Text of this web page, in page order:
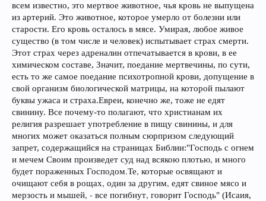
всем известно, это мертвое животное, чья кровь не выпущена
из артерий. Это животное, которое умерло от болезни или
старости. Его кровь осталось в мясе. Умирая, любое живое
существо (в том числе и человек) испытывает страх смерти.
Этот страх через адреналин отпечатывается в крови, в ее
химическом составе, Значит, поедание мертвечины, по сути,
есть то же самое поедание психотропной крови, допущение в
свой организм биологической матрицы, на которой пылают
буквы ужаса и страха.Евреи, конечно же, тоже не едят
свинину. Все почему-то полагают, что христианам их
религия разрешает употребление в пищу свинины, и для
многих может оказаться полным сюрпризом следующий
запрет, содержащийся на страницах Библии:"Господь с огнем
и мечем Своим произведет суд над всякою плотью, и много
будет пораженных Господом.Те, которые освящают и
очищают себя в рощах, один за другим, едят свиное мясо и
мерзость и мышей, - все погибнут, говорит Господь" (Исаия,